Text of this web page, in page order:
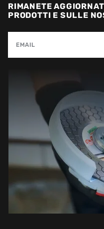
RIMANETE
PRODOTTI E SULLE
EMAIL